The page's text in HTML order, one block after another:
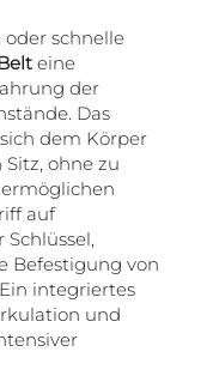
schnelle
eine
der
Das
dem Körper
ohne zu
auf
Befestigung von
integriertes
und